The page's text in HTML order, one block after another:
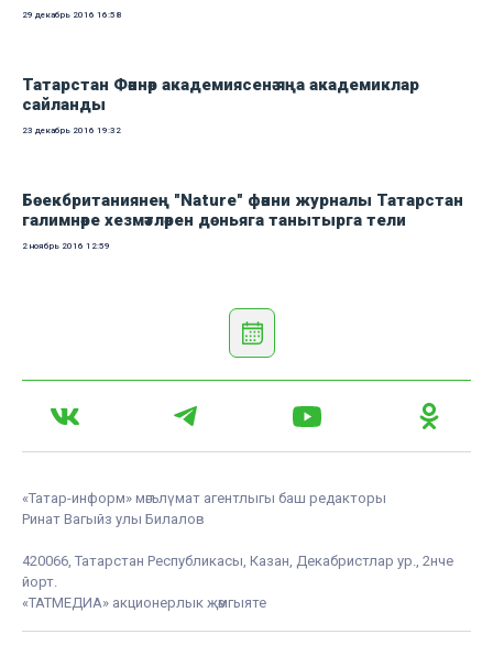
29 декабрь 2016 16:58
Татарстан Фәннәр академиясенә яңа академиклар
сайланды
23 декабрь 2016 19:32
Бөекбританиянең "Nature" фәнни журналы Татарстан
галимнәре хезмәтләрен дөньяга танытырга тели
2 ноябрь 2016 12:59
«Татар-информ» мәгълүмат агентлыгы баш редакторы
Ринат Вагыйз улы Билалов
420066, Татарстан Республикасы, Казан, Декабристлар ур., 2нче
йорт.
«ТАТМЕДИА» акционерлык җәмгыяте